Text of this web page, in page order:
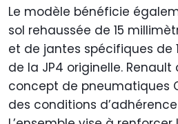
Le modèle bénéficie
sol rehaussée de 15
et de jantes spécifiques de
de la JP4 originelle.
concept de pneumatiques
des conditions